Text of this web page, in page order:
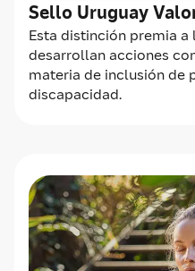
Sello Uruguay
Esta distinción premia
desarrollan acciones
materia de inclusión de
discapacidad.